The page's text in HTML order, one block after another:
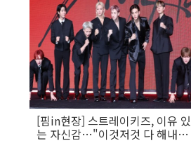
[핌in현장] 스트레이키즈, 이유 있
는 자신감…"이것저것 다 해내는